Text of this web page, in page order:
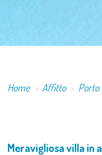
Home Affitto Porto
​Meravigliosa villa in